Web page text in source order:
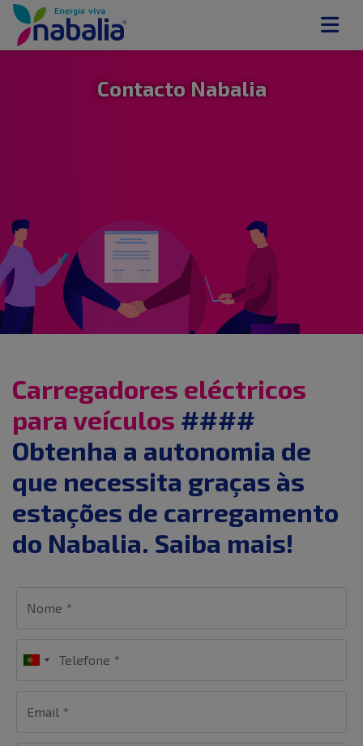
Contacto Nabalia
Carregadores eléctricos
para veículos ####
Obtenha a autonomia de
que necessita graças às
estações de carregamento
do Nabalia. Saiba mais!